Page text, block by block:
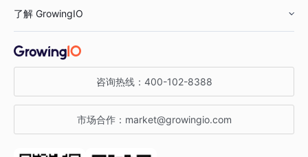
汽车行业
金融行业
智能运营
获客分析
增长公开课
增长博客
了解 GrowingIO
关于 GrowingIO
增长大会
咨询热线： 400-102-8388
市场合作： market@growingio.com